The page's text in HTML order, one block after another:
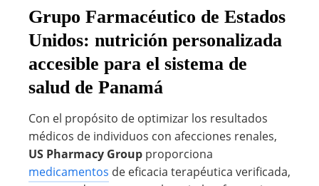
Grupo Farmacéutico de Estados
Unidos: nutrición personalizada
accesible para el sistema de
salud de Panamá
Con el propósito de optimizar los resultados
médicos de individuos con afecciones renales,
US Pharmacy Group proporciona
medicamentos de eficacia terapéutica verificada,